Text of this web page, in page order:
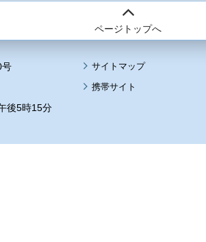
ページトップへ
後5時15分
サイトマップ
携帯サイト